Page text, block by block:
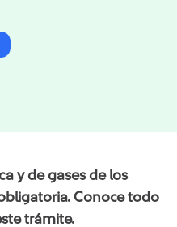
y de gases de los
Conoce todo
trámite.